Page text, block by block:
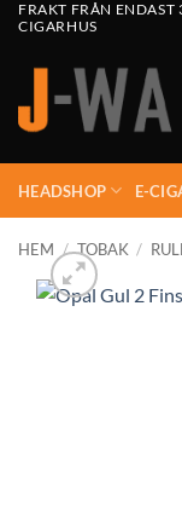
FRAKT FRÅN ENDAST
CIGARHUS
HEADSHOP E-
HEM / TOBAK /